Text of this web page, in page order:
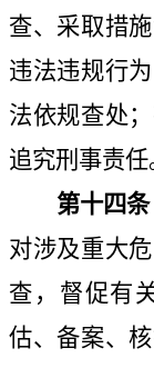
查、采取措
违法违规行
法依规查处
追究刑事责任
第十四条
对涉及重大
查，督促有
估、备案、